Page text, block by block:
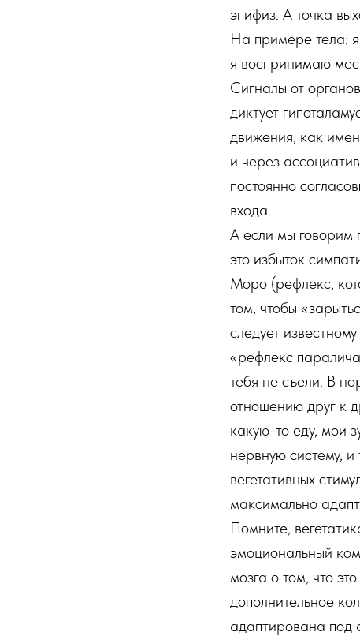
эпифиз. А точка
На примере тела: я
я воспринимаю
Сигналы от
диктует
движения, как
и через
постоянно
входа.
А если мы говорим
это избыток
Моро (рефлекс,
том, чтобы
следует
«рефлекс
тебя не съели. В
отношению друг к
какую-то еду, мои
нервную систему,
вегетативных
максимально
Помните,
эмоциональный
мозга о том, что
дополнительное
адаптирована под